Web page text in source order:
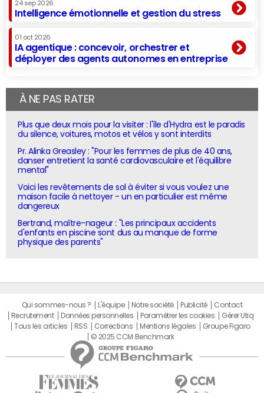
24 sep 2026
Intelligence émotionnelle et gestion du stress
01 oct 2026
IA agentique : concevoir, orchestrer et
déployer des agents autonomes en entreprise
À NE PAS RATER
Plus que deux mois pour la visiter : l'île d'Hydra est le paradis
du silence, voitures, motos et vélos y sont interdits
Pr. Alinka Greasley : "Pour les femmes de plus de 40 ans,
danser entretient la santé cardiovasculaire et l'équilibre
mental"
Voici les revêtements de sol à éviter si vous voulez une
maison facile à nettoyer - un en particulier est même
dangereux
Bertrand, maître-nageur : "Les principaux accidents
d'enfants en piscine sont dus au manque de forme
physique des parents"
Qui sommes-nous ? L'équipe Notre société Publicité
Contact
Recrutement
Données personnelles Paramétrer les cookies
Gérer Utiq
Tous les articles
RSS Corrections Mentions légales
Groupe Figaro
© 2025 CCM Benchmark